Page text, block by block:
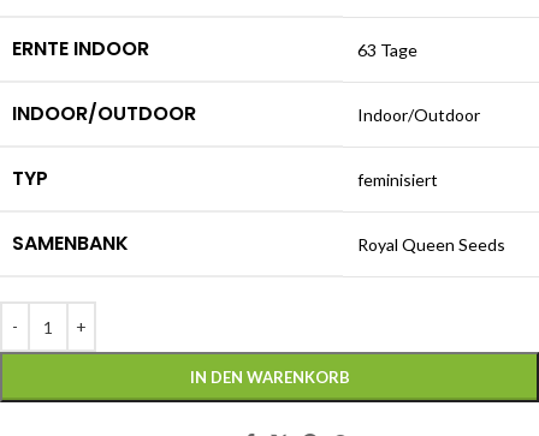
ERNTE INDOOR 63 Tage
INDOOR/OUTDOOR Indoor/Outdoor
TYP feminisiert
SAMENBANK Royal Queen Seeds
IN DEN WARENKORB